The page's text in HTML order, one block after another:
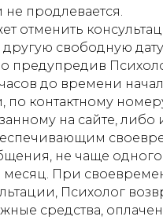
не продлевается.
отменить
другую свободную
предупредив
до времени
по контактному
на сайте,
не чаще одного
месяц. При
Психолог
средства,